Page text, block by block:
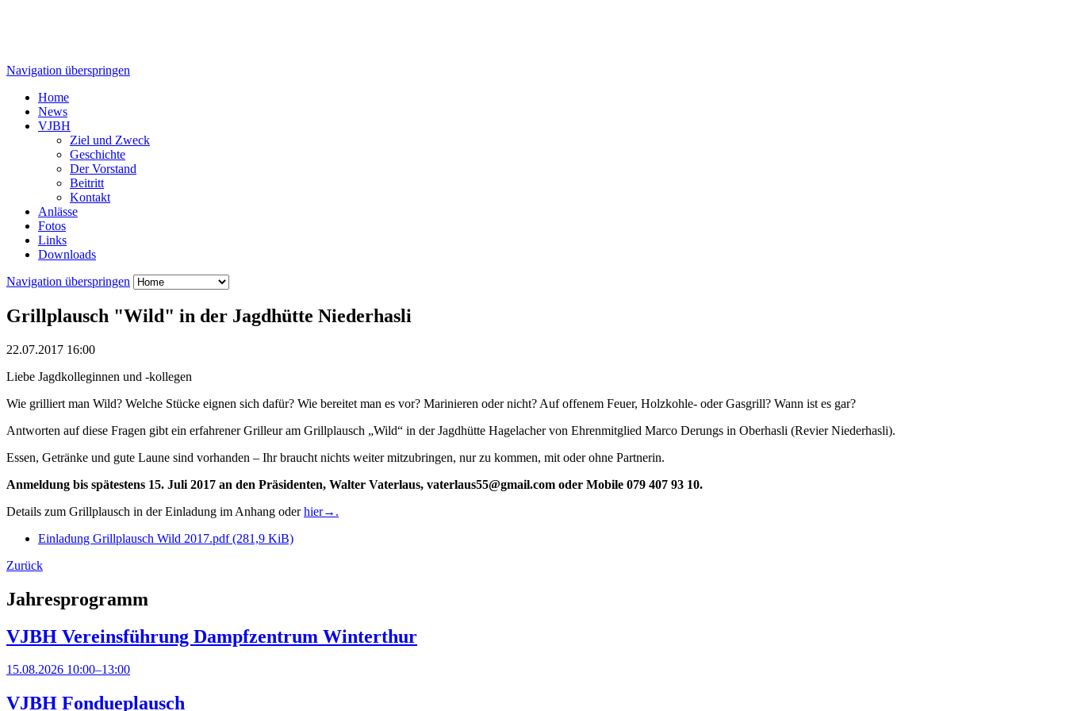
Navigation überspringen
Home
News
VJBH
Ziel und Zweck
Geschichte
Der Vorstand
Beitritt
Kontakt
Anlässe
Fotos
Links
Downloads
Navigation überspringen
Grillplausch "Wild" in der Jagdhütte Niederhasli
22.07.2017 16:00
Liebe Jagdkolleginnen und -kollegen
Wie grilliert man Wild? Welche Stücke eignen sich dafür? Wie bereitet man es vor? Marinieren oder nicht? Auf offenem Feuer, Holzkohle- oder Gasgrill? Wann ist es gar?
Antworten auf diese Fragen gibt ein erfahrener Grilleur am Grillplausch „Wild“ in der Jagdhütte Hagelacher von Ehrenmitglied Marco Derungs in Oberhasli (Revier Niederhasli).
Essen, Getränke und gute Laune sind vorhanden – Ihr braucht nichts weiter mitzubringen, nur zu kommen, mit oder ohne Partnerin.
Anmeldung bis spätestens 15. Juli 2017 an den Präsidenten, Walter Vaterlaus, vaterlaus55@gmail.com oder Mobile 079 407 93 10.
Details zum Grillplausch in der Einladung im Anhang oderhier→.
Einladung Grillplausch Wild 2017.pdf(281,9 KiB)
Zurück
Jahresprogramm
VJBH Vereinsführung Dampfzentrum Winterthur
15.08.2026 10:00–13:00
VJBH Fondueplausch